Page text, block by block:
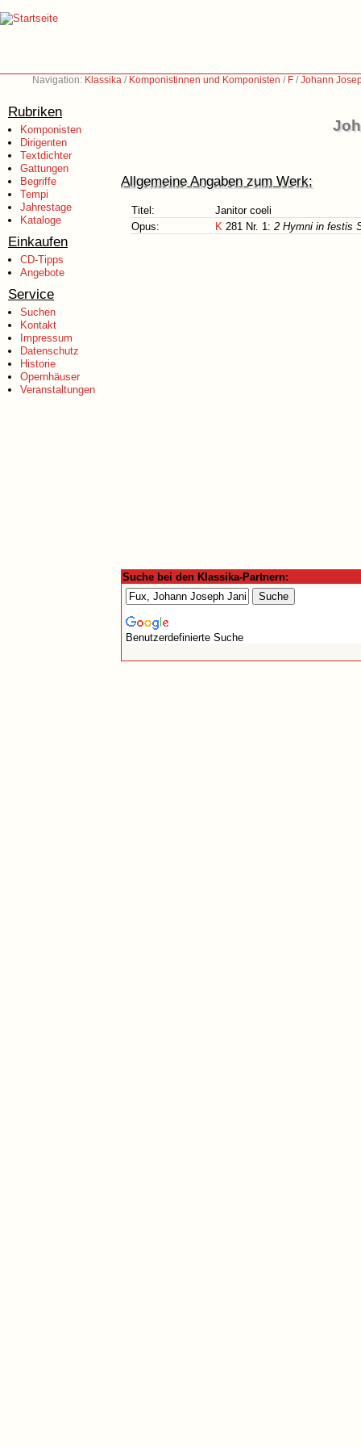
Navigation: Klassika / Komponistinnen und Komponisten / F /Johann
Rubriken
Komponisten
Dirigenten
Textdichter
Gattungen
Begriffe
Tempi
Jahrestage
Kataloge
Einkaufen
CD-Tipps
Angebote
Service
Suchen
Kontakt
Impressum
Datenschutz
Historie
Opernhäuser
Veranstaltungen
Allgemeine Angaben zum Werk:
Titel:
Janitor coeli
Opus:
K 281 Nr. 1: 2 Hymni in festis
Suche bei den Klassika-Partnern:
Benutzerdefinierte Suche